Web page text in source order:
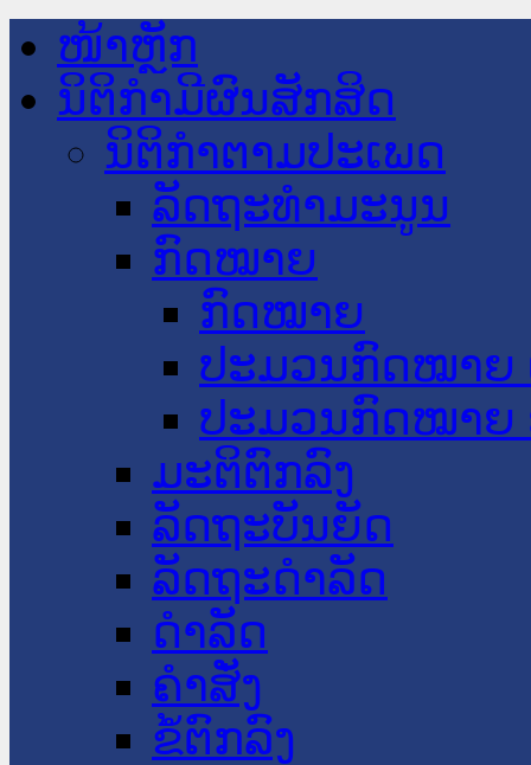
ໜ້າຫຼັກ
ນິຕິກໍາມີຜົນສັກສິດ
ນິຕິກໍາຕາມປະເພດ
ລັດຖະທໍາມະນູນ
ກົດໝາຍ
ກົດໝາຍ
ປະມວນກົດໝາຍ
ປະມວນກົດໝາຍ
ມະຕິຕົກລົງ
ລັດຖະບັນຍັດ
ລັດຖະດໍາລັດ
ດໍາລັດ
ຄໍາສັ່ງ
ຂໍ້ຕົກລົງ